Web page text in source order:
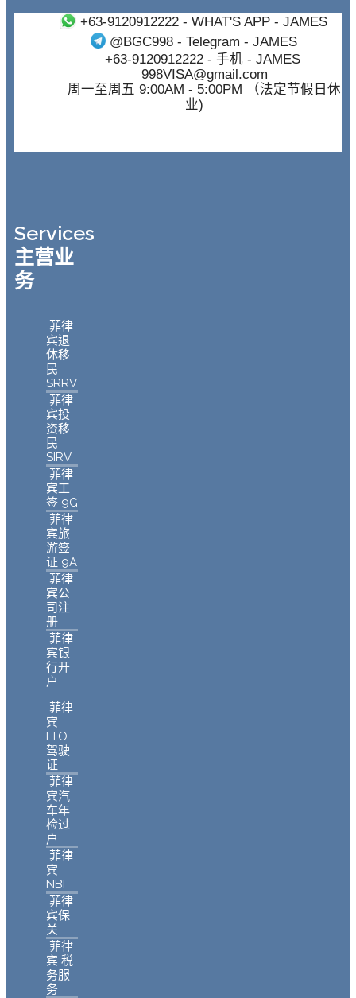
+63-9120912222- WHAT'S APP - JAMES
@BGC998 - Telegram - JAMES
+63-9120912222- 手机 - JAMES
998VISA@gmail.com
周一至周五 9:00AM - 5:00PM （法定节假日休
业)
Services
主营业
务
菲律
宾退
休移
民
SRRV
菲律
宾投
资移
民
SIRV
菲律
宾工
签 9G
菲律
宾旅
游签
证 9A
菲律
宾公
司注
册
菲律
宾银
行开
户
菲律
宾
LTO
驾驶
证
菲律
宾汽
车年
检过
户
菲律
宾
NBI
菲律
宾保
关
菲律
宾 税
务服
务